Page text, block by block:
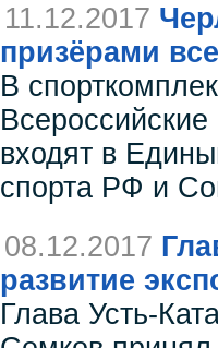
11.12.2017
призёрами
В
входят в
спорта РФ и
08.12.2017
развитие
Глава Усть-